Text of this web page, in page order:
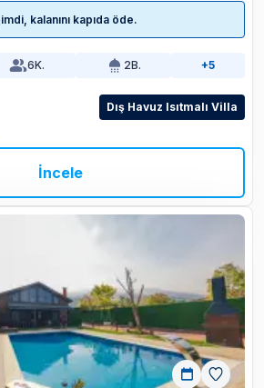
kalanını kapıda öde.
6K. 2B. +5
Dış Havuz Isıtmalı Villa
İncele